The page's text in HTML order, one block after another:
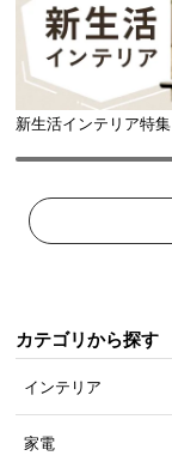
新生活インテリア特集
カテゴリから探す
インテリア
家電